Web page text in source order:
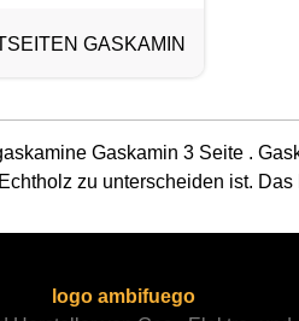
GASKAMIN
Gaskamin 3 Seite .
zu unterscheiden ist.